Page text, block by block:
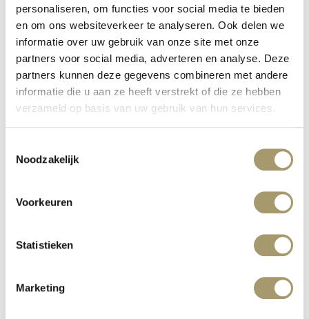
personaliseren, om functies voor social media te bieden
en om ons websiteverkeer te analyseren. Ook delen we
informatie over uw gebruik van onze site met onze
partners voor social media, adverteren en analyse. Deze
partners kunnen deze gegevens combineren met andere
informatie die u aan ze heeft verstrekt of die ze hebben
verzameld op basis van uw gebruik van hun services.
Noodzakelijk
Voorkeuren
Statistieken
Marketing
ENERGIZE YOUR SOUL –
DRIEDAAGSE RETRAITE
gepubliceerd op: 18 oktober 2022
lees meer